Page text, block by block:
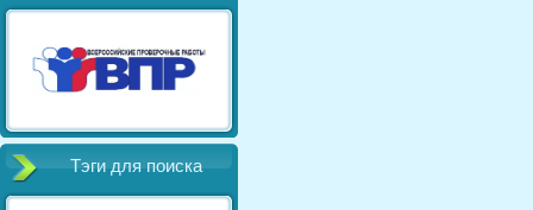
Тэги для поиска